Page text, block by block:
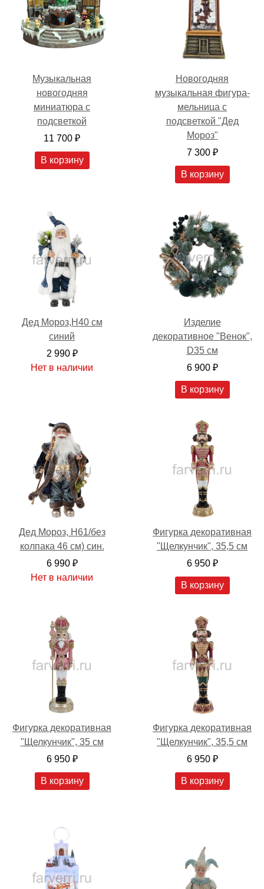
Музыкальная
новогодняя
миниатюра с
подсветкой
11 700 ₽
В корзину
Новогодняя
музыкальная фигура-
мельница с
подсветкой "Дед
Мороз"
7 300 ₽
В корзину
Дед Мороз,H40 см
синий
2 990 ₽
Нет в наличии
Изделие
декоративное "Венок",
D35 см
6 900 ₽
В корзину
Дед Мороз, H61/без
колпака 46 см) син.
6 990 ₽
Нет в наличии
Фигурка декоративная
"Щелкунчик", 35,5 см
6 950 ₽
В корзину
Фигурка декоративная
"Щелкунчик", 35 см
6 950 ₽
В корзину
Фигурка декоративная
"Щелкунчик", 35,5 см
6 950 ₽
В корзину